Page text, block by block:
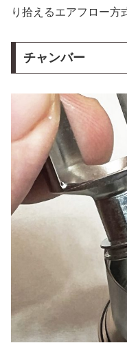
り拾えるエアフロー方
チャンバー